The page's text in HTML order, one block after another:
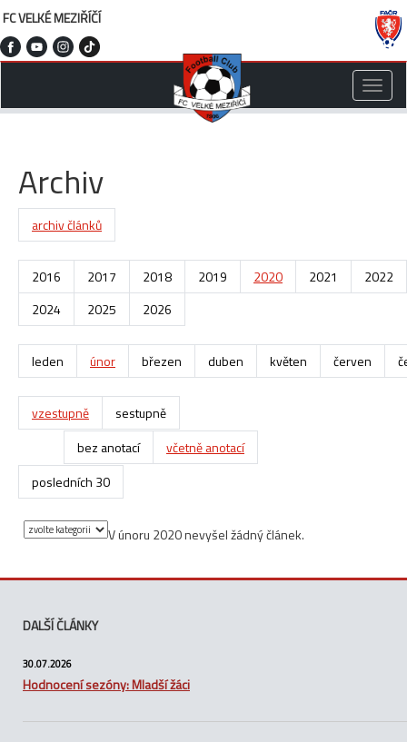
FC VELKÉ MEZIŘÍČÍ
Toggle
Archiv
archiv článků
2016 2017 2018 2019 2020 2021
2022
2024
2025 2026
leden únor březen duben květen červen
vzestupně
sestupně
bez anotací
včetně anotací
posledních 30
V únoru 2020 nevyšel žádný článek.
DALŠÍ ČLÁNKY
30.07.2026
Hodnocení sezóny: Mladší žáci